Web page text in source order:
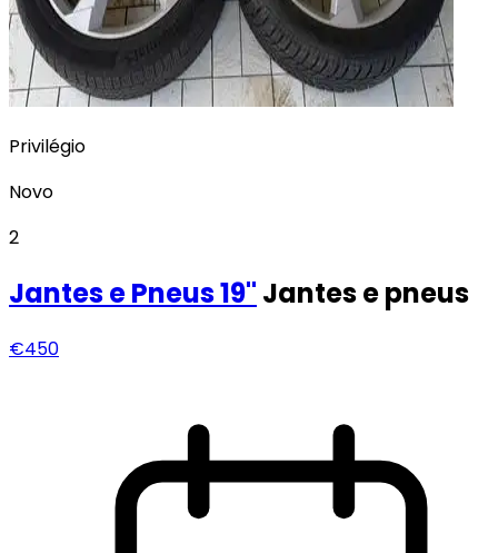
Privilégio
Novo
2
Jantes e Pneus19" Jantes e pneus
€450